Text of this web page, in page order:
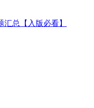
总【入版必看】